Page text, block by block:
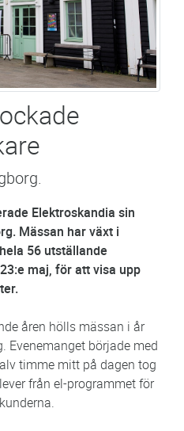
Elektroskandia sin
Mässan har växt i
56 utställande
maj, för att visa upp
åren hölls mässan i år
Evenemanget började med
timme mitt på dagen tog
från el-programmet för